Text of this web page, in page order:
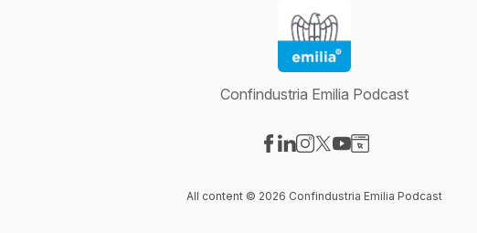
Confindustria Emilia Podcast
All content © 2026 Confindustria Emilia Podcast